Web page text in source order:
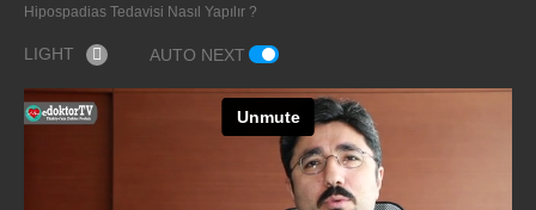
Hipospadias Tedavisi Nasıl Yapılır ?
LIGHT AUTO NEXT